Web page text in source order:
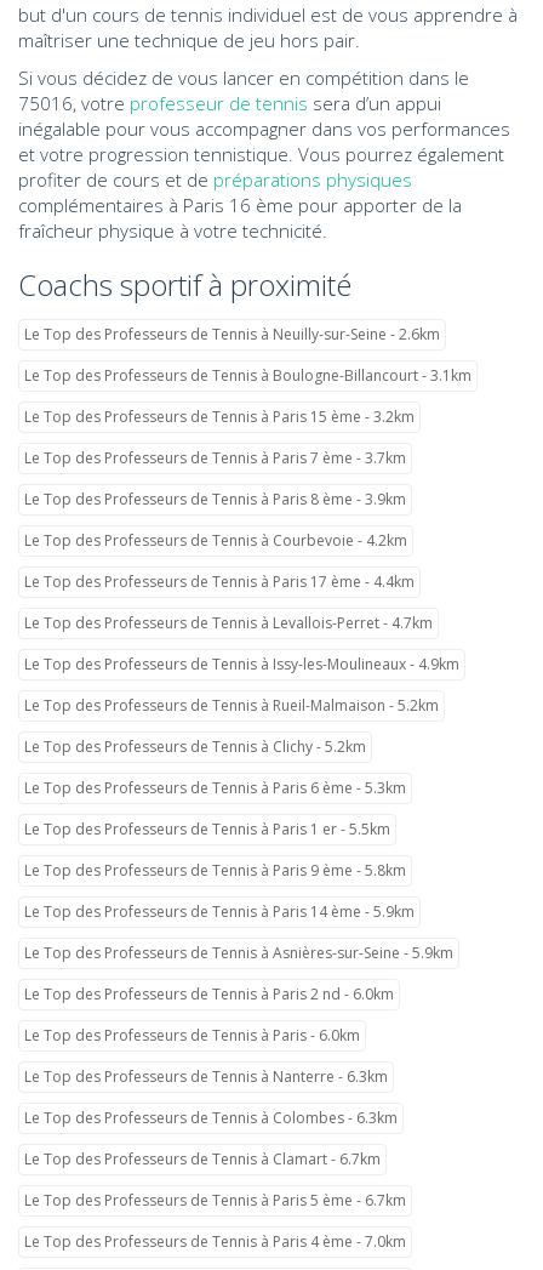
but d'un cours de tennis individuel est de vous apprendre à
maîtriser une technique de jeu hors pair.
Si vous décidez de vous lancer en compétition dans le
75016, votre professeur de tennis sera d’un appui
inégalable pour vous accompagner dans vos performances
et votre progression tennistique. Vous pourrez également
profiter de cours et de préparations physiques
complémentaires à Paris 16 ème pour apporter de la
fraîcheur physique à votre technicité.
Coachs sportif à proximité
Le Top des Professeurs de Tennis à Neuilly-sur-Seine - 2.6km
Le Top des Professeurs de Tennis à Boulogne-Billancourt - 3.1km
Le Top des Professeurs de Tennis à Paris 15 ème - 3.2km
Le Top des Professeurs de Tennis à Paris 7 ème - 3.7km
Le Top des Professeurs de Tennis à Paris 8 ème - 3.9km
Le Top des Professeurs de Tennis à Courbevoie - 4.2km
Le Top des Professeurs de Tennis à Paris 17 ème - 4.4km
Le Top des Professeurs de Tennis à Levallois-Perret - 4.7km
Le Top des Professeurs de Tennis à Issy-les-Moulineaux - 4.9km
Le Top des Professeurs de Tennis à Rueil-Malmaison - 5.2km
Le Top des Professeurs de Tennis à Clichy - 5.2km
Le Top des Professeurs de Tennis à Paris 6 ème - 5.3km
Le Top des Professeurs de Tennis à Paris 1 er - 5.5km
Le Top des Professeurs de Tennis à Paris 9 ème - 5.8km
Le Top des Professeurs de Tennis à Paris 14 ème - 5.9km
Le Top des Professeurs de Tennis à Asnières-sur-Seine - 5.9km
Le Top des Professeurs de Tennis à Paris 2 nd - 6.0km
Le Top des Professeurs de Tennis à Paris - 6.0km
Le Top des Professeurs de Tennis à Nanterre - 6.3km
Le Top des Professeurs de Tennis à Colombes - 6.3km
Le Top des Professeurs de Tennis à Clamart - 6.7km
Le Top des Professeurs de Tennis à Paris 5 ème - 6.7km
Le Top des Professeurs de Tennis à Paris 4 ème - 7.0km